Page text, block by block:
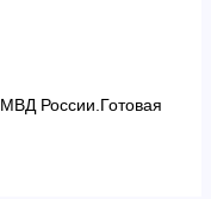
МВД России.Готовая